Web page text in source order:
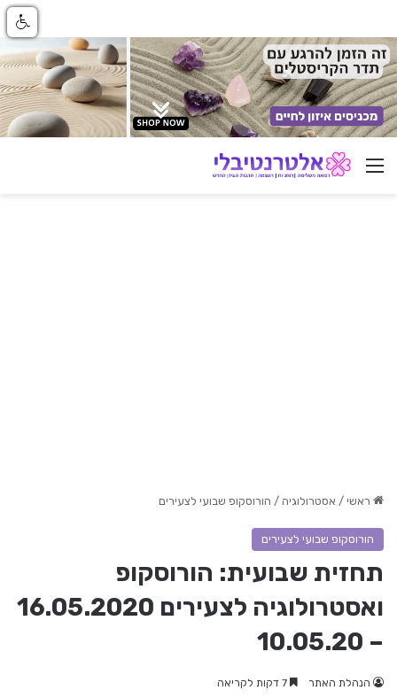
ניווט באתר
ראשי / אסטרולוגיה / הורוסקופ שבועי לצעירים
הורוסקופ שבועי לצעירים
תחזית שבועית: הורוסקופ
ואסטרולוגיה לצעירים 16.05.2020
– 10.05.20
הנהלת האתר